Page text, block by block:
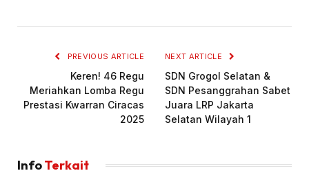
PREVIOUS ARTICLE
Keren! 46 Regu
Meriahkan Lomba Regu
Prestasi Kwarran Ciracas
2025
NEXT ARTICLE
SDN Grogol Selatan &
SDN Pesanggrahan Sabet
Juara LRP Jakarta
Selatan Wilayah 1
InfoTerkait